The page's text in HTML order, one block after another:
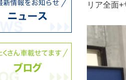
リア全面